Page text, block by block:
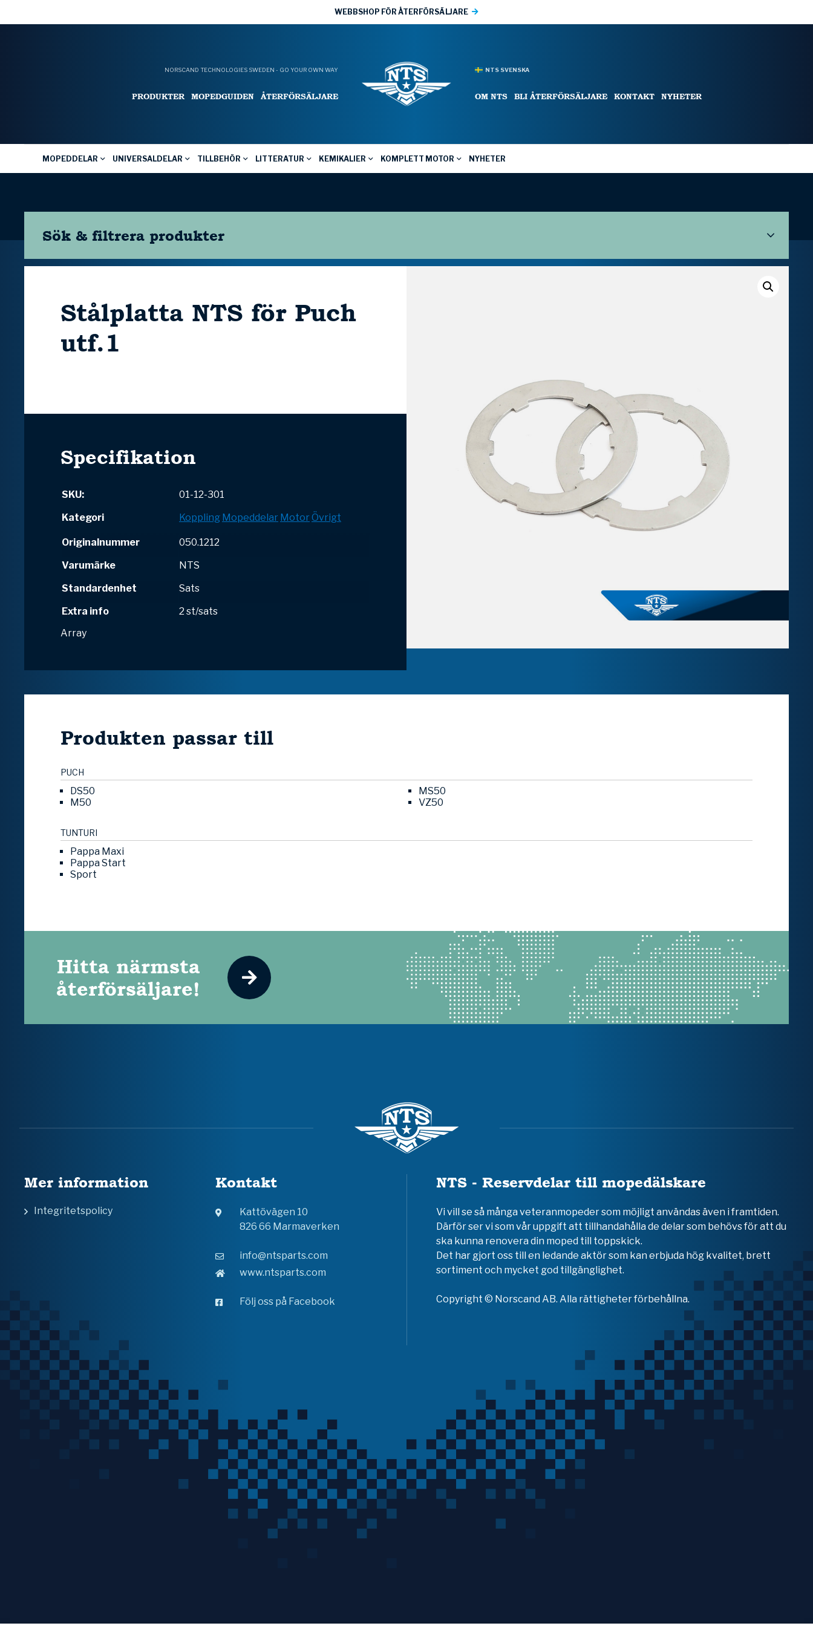
WEBBSHOP FÖR ÅTERFÖRSÄLJARE
NORSCAND TECHNOLOGIES SWEDEN - GO YOUR OWN WAY
PRODUKTER MOPEDGUIDEN ÅTERFÖRSÄLJARE
NTS SVENSKA
OM NTS BLI ÅTERFÖRSÄLJARE KONTAKT NYHETER
MOPEDDELAR UNIVERSALDELAR TILLBEHÖR LITTERATUR KEMIKALIER KOMPLETT MOTOR NYHETER
Sök & filtrera produkter
Stålplatta NTS för Puch
utf.1
Specifikation
SKU:
01-12-301
Kategori
Koppling Mopeddelar MotorÖvrigt
Originalnummer
050.1212
Varumärke
NTS
Standardenhet
Sats
Extra info
2 st/sats
Array
Produkten passar till
PUCH
DS50
M50
MS50
VZ50
TUNTURI
Pappa Maxi
Pappa Start
Sport
Hitta närmsta
återförsäljare!
Mer information
Integritetspolicy
Kontakt
Kattövägen 10
826 66 Marmaverken
info@ntsparts.com
www.ntsparts.com
Följ oss på Facebook
NTS - Reservdelar till mopedälskare
Vi vill se så många veteranmopeder som möjligt användas även i framtiden.
Därför ser vi som vår uppgift att tillhandahålla de delar som behövs för att du
ska kunna renovera din moped till toppskick.
Det har gjort oss till en ledande aktör som kan erbjuda hög kvalitet, brett
sortiment och mycket god tillgänglighet.
Copyright © Norscand AB. Alla rättigheter förbehållna.